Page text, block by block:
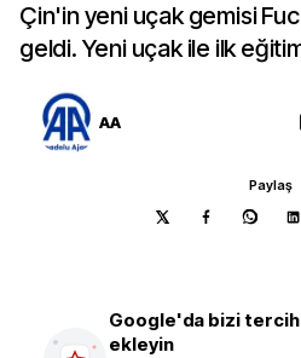
Çin'in yeni uçak gemisi
geldi. Yeni uçak ile ilk
AA
Paylaş
Google'da bizi
ekleyin